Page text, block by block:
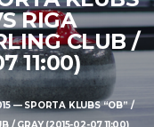
RIGA
CLUB /
11:00)
— SPORTA KLUBS “OB” /